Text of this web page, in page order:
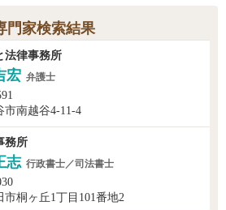
門家検索結果
法律事務所
宏 弁護士
市南越谷4-11-4
務所
志 行政書士／司法書士
市桐ヶ丘1丁目101番地2